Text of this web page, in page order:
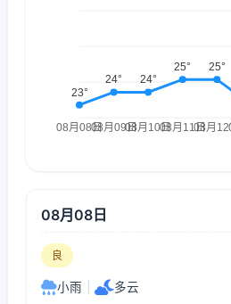
08月08日
良
小雨 多云